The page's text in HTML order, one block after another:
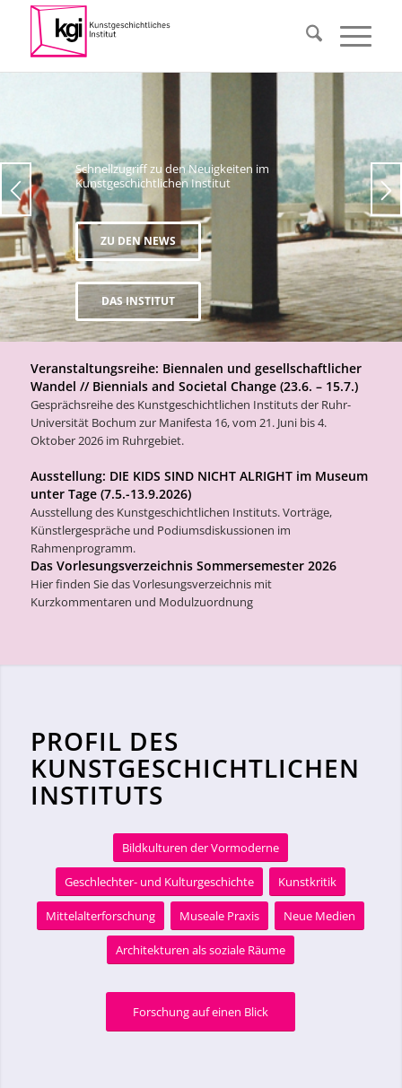
Schnellzugriff zu den Neuigkeiten im
Kunstgeschichtlichen Institut
ZU DEN NEWS
DAS INSTITUT
Veranstaltungsreihe: Biennalen und gesellschaftlicher
Wandel // Biennials and Societal Change (23.6. – 15.7.)
Gesprächsreihe des Kunstgeschichtlichen Instituts der Ruhr-
Universität Bochum zur Manifesta 16, vom 21. Juni bis 4.
Oktober 2026 im Ruhrgebiet.
Ausstellung: DIE KIDS SIND NICHT ALRIGHT im Museum
unter Tage (7.5.-13.9.2026)
Ausstellung des Kunstgeschichtlichen Instituts. Vorträge,
Künstlergespräche und Podiumsdiskussionen im
Rahmenprogramm.
Das Vorlesungsverzeichnis Sommersemester 2026
Hier finden Sie das Vorlesungsverzeichnis mit
Kurzkommentaren und Modulzuordnung
PROFIL DES
KUNSTGESCHICHTLICHEN
INSTITUTS
Bildkulturen der Vormoderne
Geschlechter- und Kulturgeschichte Kunstkritik
Mittelalterforschung Museale Praxis Neue Medien
Architekturen als soziale Räume
Forschung auf einen Blick